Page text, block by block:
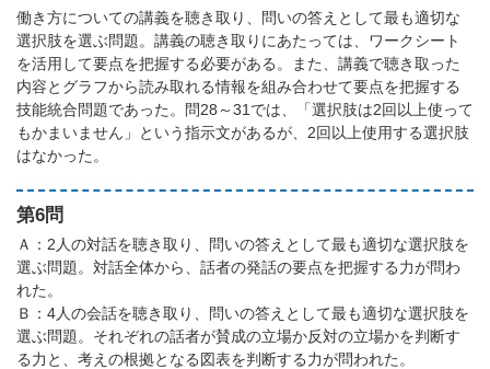
働き方についての講義を聴き取り、問いの答えとして最も適切な
選択肢を選ぶ問題。講義の聴き取りにあたっては、ワークシート
を活用して要点を把握する必要がある。また、講義で聴き取った
内容とグラフから読み取れる情報を組み合わせて要点を把握する
技能統合問題であった。問28～31では、「選択肢は2回以上使って
もかまいません」という指示文があるが、2回以上使用する選択肢
はなかった。
第6問
Ａ：2人の対話を聴き取り、問いの答えとして最も適切な選択肢を
選ぶ問題。対話全体から、話者の発話の要点を把握する力が問わ
れた。
Ｂ：4人の会話を聴き取り、問いの答えとして最も適切な選択肢を
選ぶ問題。それぞれの話者が賛成の立場か反対の立場かを判断す
る力と、考えの根拠となる図表を判断する力が問われた。